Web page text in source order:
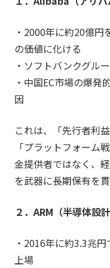
・2000年に約20億
の価値に化ける
・ソフトバンクグル
・中国EC市場の爆
因
これは、「先行者利
「プラットフォーム
金提供者ではなく、
を武器に長期保有を貫
２．ARM（半導体設計
・2016年に約3.3兆
上場